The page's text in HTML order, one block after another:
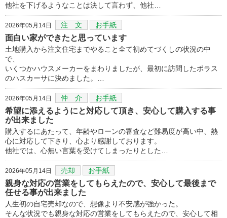
他社を下げるようなことは決して言わず、他社…
2026年05月14日 注 文 お手紙
面白い家ができたと思っています
土地購入から注文住宅までやること全て初めてづくしの状況の中
で、
いくつかハウスメーカーをまわりましたが、最初に訪問したポラス
のハスカーサに決めました。…
2026年05月14日 仲 介 お手紙
希望に添えるようにと対応して頂き、安心して購入する事
が出来ました
購入するにあたって、年齢やローンの審査など難易度が高い中、熱
心に対応して下さり、心より感謝しております。
他社では、心無い言葉を受けてしまったりとした…
2026年05月14日 売却 お手紙
親身な対応の営業をしてもらえたので、安心して最後まで
任せる事が出来ました
人生初の自宅売却なので、想像より不安感が強かった。
そんな状況でも親身な対応の営業をしてもらえたので、安心して相